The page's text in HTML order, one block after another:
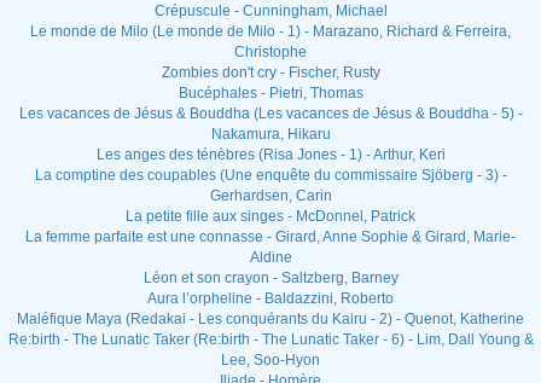
Crépuscule - Cunningham, Michael
Le monde de Milo (Le monde de Milo - 1) - Marazano, Richard & Ferreira,
Christophe
Zombies don't cry - Fischer, Rusty
Bucéphales - Pietri, Thomas
Les vacances de Jésus & Bouddha (Les vacances de Jésus & Bouddha - 5) -
Nakamura, Hikaru
Les anges des ténèbres (Risa Jones - 1) - Arthur, Keri
La comptine des coupables (Une enquête du commissaire Sjöberg - 3) -
Gerhardsen, Carin
La petite fille aux singes - McDonnel, Patrick
La femme parfaite est une connasse - Girard, Anne Sophie & Girard, Marie-
Aldine
Léon et son crayon - Saltzberg, Barney
Aura l’orpheline - Baldazzini, Roberto
Maléfique Maya (Redakai - Les conquérants du Kairu - 2) - Quenot, Katherine
Re:birth - The Lunatic Taker (Re:birth - The Lunatic Taker - 6) - Lim, Dall Young &
Lee, Soo-Hyon